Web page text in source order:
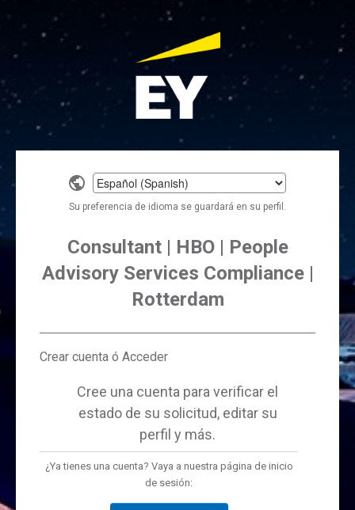
Select
a
language
Su preferencia de idioma se guardará en su perfil.
Consultant | HBO | People
Advisory Services Compliance |
Rotterdam
Crear cuenta ó Acceder
Cree una cuenta para verificar el
estado de su solicitud, editar su
perfil y más.
¿Ya tienes una cuenta? Vaya a nuestra página de inicio
de sesión: